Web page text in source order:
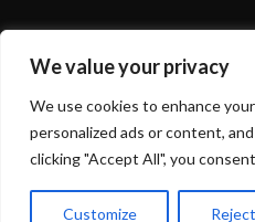
We value your privacy
We use cookies to enhance
personalized ads or content,
clicking "Accept All", you
Customize